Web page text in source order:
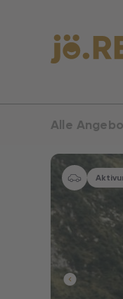
Alle